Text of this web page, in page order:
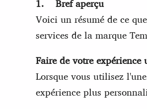
Voici un résumé de ce
services de la marque
Faire de votre expérience
Lorsque vous utilisez
expérience plus